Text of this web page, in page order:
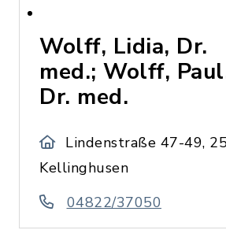
Wolff, Lidia, Dr.
med.; Wolff,
Dr. med.
Lindenstraße 47-49,
Kellinghusen
04822/37050